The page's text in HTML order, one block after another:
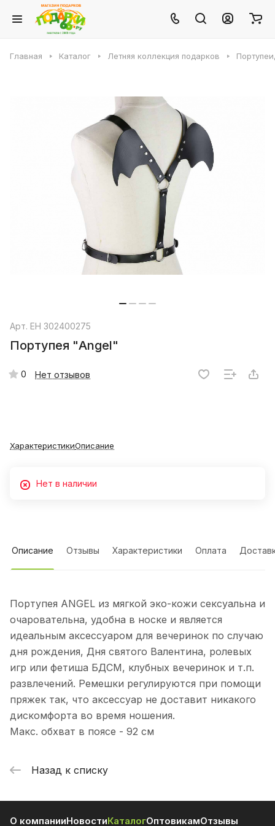
Главная Каталог Летняя коллекция подарков
Арт. EH 302400275
Портупея "Angel"
0 Нет отзывов
ХарактеристикиОписание
Нет в наличии
Описание Отзывы Характеристики Оплата
Портупея ANGEL из мягкой эко-кожи сексуальна и
очаровательна, удобна в носке и является
идеальным аксессуаром для вечеринок по случаю
дня рождения, Дня святого Валентина, ролевых
игр или фетиша БДСМ, клубных вечеринок и т.п.
развлечений. Ремешки регулируются при помощи
пряжек так, что аксессуар не доставит никакого
дискомфорта во время ношения.
Макс. обхват в поясе - 92 см
Назад к списку
О компанииНовостиКаталогОптовикамОтзывы